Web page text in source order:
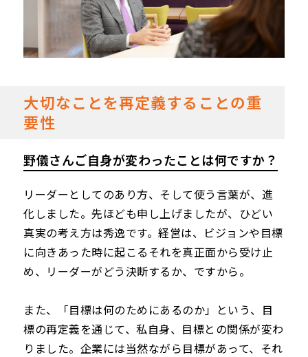
大切なことを再定義することの重
要性
野儀さんご自身が変わったことは何ですか？
リーダーとしてのあり方、そして使う言葉が、進
化しました。先ほども申し上げましたが、ひどい
真実の考え方は秀逸です。経営は、ビジョンや目標
に向きあった時に起こるそれを真正面から受け止
め、リーダーがどう決断するか、ですから。
また、「目標は何のためにあるのか」という、目
標の再定義を通じて、私自身、目標との関係が変わ
りました。企業には当然ながら目標があって、それ